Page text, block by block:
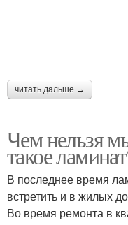
читать дальше →
Чем нельзя
такое
В последнее время
встретить и в жилых
Во время ремонта в